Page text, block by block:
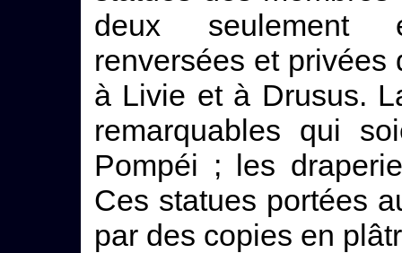
deux seulement
renversées et privées
à Livie et à Drusus.
remarquables qui
Pompéi ; les
Ces statues portées
par des copies en